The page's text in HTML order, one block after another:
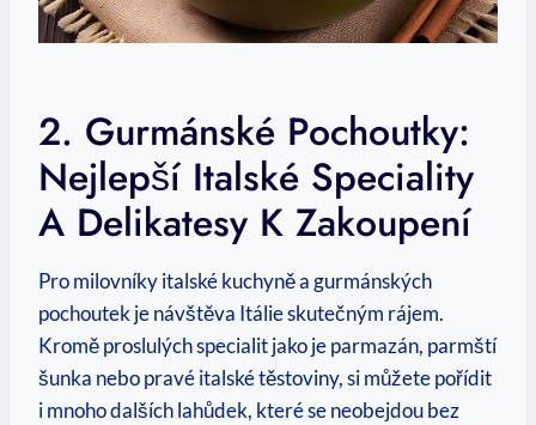
2. Gurmánské Pochoutky:
Nejlepší Italské Speciality
A Delikatesy K Zakoupení
Pro milovníky italské kuchyně a gurmánských
pochoutek je návštěva Itálie skutečným rájem.
Kromě proslulých specialit jako je parmazán, parmští
šunka nebo pravé italské těstoviny, si můžete pořídit
i mnoho dalších lahůdek, které se neobejdou bez